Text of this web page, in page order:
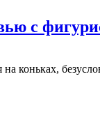
с
коньках,